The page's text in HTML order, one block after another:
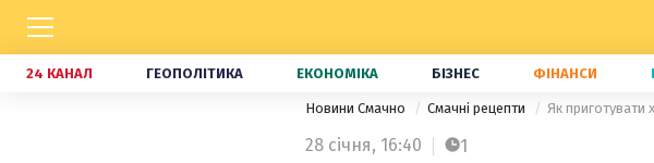
24 КАНАЛ ГЕОПОЛІТИКА ЕКОНОМІКА БІЗНЕС ФІНАНСИ
Новини Смачно Смачні рецепти Як приготувати
28 січня, 16:40 1